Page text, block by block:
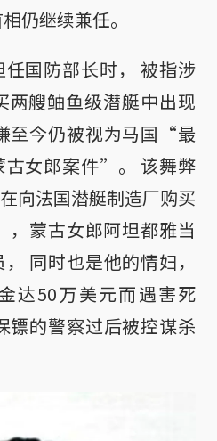
仍继续兼任。
国防部长时， 被指涉
两艘鲉鱼级潜艇中出现
至今仍被视为马国“最
女郎案件”。 该舞弊
向法国潜艇制造厂购买
蒙古女郎阿坦都雅当
同时也是他的情妇，
达50万美元而遇害死
镖的警察过后被控谋杀